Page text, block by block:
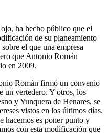
ha hecho público que el
de su planeamiento
el que una empresa
que Antonio Román
en 2009.
Román firmó un convenio
un vertedero. Y otros, los
y Yunquera de Henares, se
vistos en los últimos días.
es poner punto y
con esta modificación que